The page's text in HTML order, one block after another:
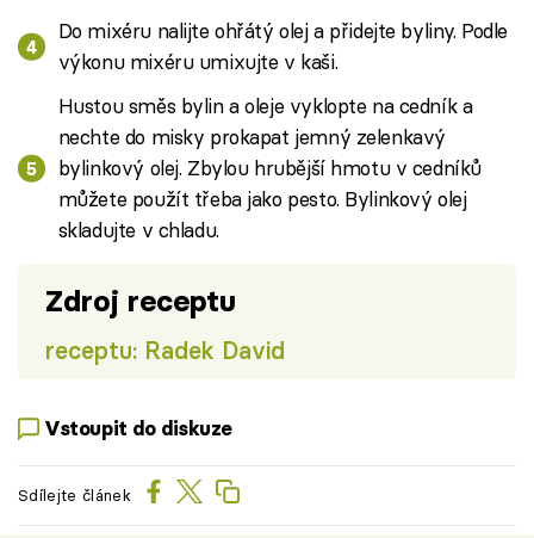
Do mixéru nalijte ohřátý olej a přidejte byliny. Podle
výkonu mixéru umixujte v kaši.
Hustou směs bylin a oleje vyklopte na cedník a
nechte do misky prokapat jemný zelenkavý
bylinkový olej. Zbylou hrubější hmotu v cedníků
můžete použít třeba jako pesto. Bylinkový olej
skladujte v chladu.
Zdroj receptu
receptu: Radek David
Vstoupit do diskuze
Sdílejte článek